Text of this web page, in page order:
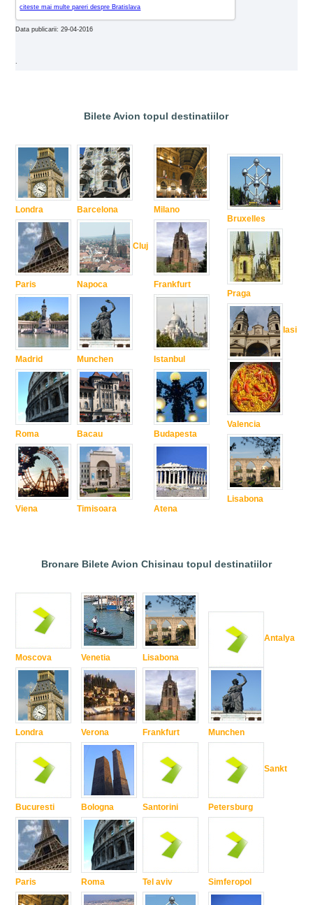
citeste mai multe pareri despre Bratislava
Data publicarii: 29-04-2016
.
Bilete Avion topul destinatiilor
Londra
Paris
Madrid
Roma
Viena
Barcelona
Cluj
Napoca
Munchen
Bacau
Timisoara
Milano
Frankfurt
Istanbul
Budapesta
Atena
Bruxelles
Praga
Iasi
Valencia
Lisabona
Bronare Bilete Avion Chisinau topul destinatiilor
Moscova
Londra
Bucuresti
Paris
Venetia
Verona
Bologna
Roma
Lisabona
Frankfurt
Santorini
Tel aviv
Antalya
Munchen
Sankt
Petersburg
Simferopol